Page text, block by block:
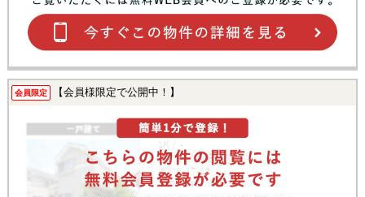
会員限定 【会員様限定で公開中！】